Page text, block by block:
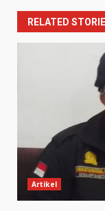
RELATED
Artikel